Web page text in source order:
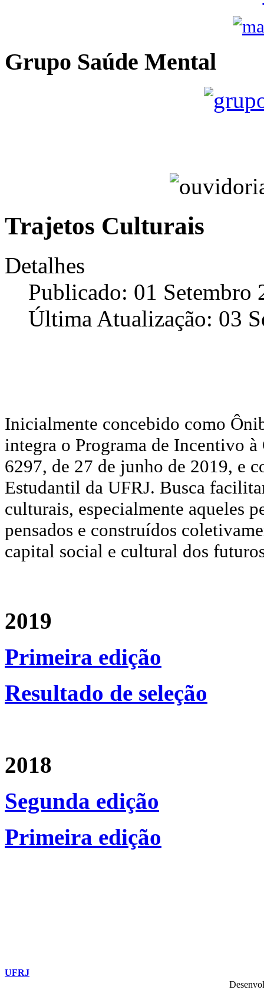
Grupo Saúde Mental
Trajetos Culturais
Detalhes
Publicado: 01 Setembro
Última Atualização: 03
Inicialmente concebido como
integra o Programa de Incentivo
6297, de 27 de junho de 2019, e
Estudantil da UFRJ. Busca
culturais, especialmente aqueles
pensados e construídos
capital social e cultural dos
2019
Primeira edição
Resultado de seleção
2018
Segunda edição
Primeira edição
UFRJ